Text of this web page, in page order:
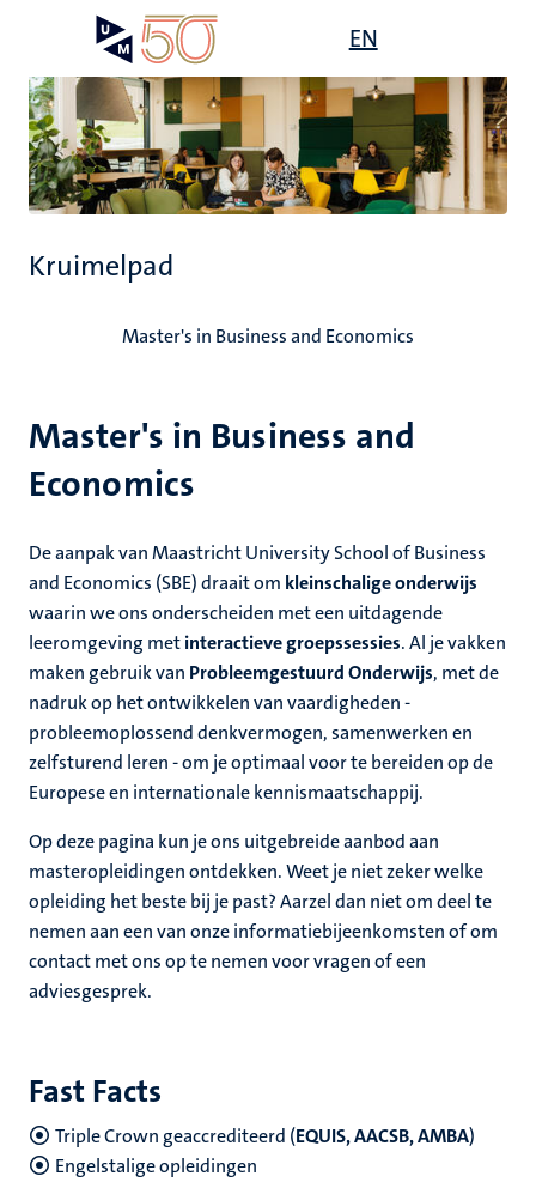
naar
inhoud
gaan
EN
the
Kruimelpad
Master's in Business and Economics
Master's in Business and
Economics
De aanpak van Maastricht University School of Business
and Economics (SBE) draait om kleinschalige onderwijs
waarin we onsonderscheiden met een uitdagende
leeromgeving metinteractieve groepssessies. Al je vakken
maken gebruik van Probleemgestuurd Onderwijs, met de
nadruk op het ontwikkelen van vaardigheden -
probleemoplossend denkvermogen, samenwerken en
zelfsturend leren - om je optimaal voor te bereiden op de
Europese en internationale kennismaatschappij.
Op deze pagina kun je ons uitgebreide aanbod aan
masteropleidingen ontdekken. Weet je niet zeker welke
opleiding het beste bij je past? Aarzel dan niet om deel te
nemen aan een van onze informatiebijeenkomsten of om
contact met ons op te nemen voor vragen of een
adviesgesprek.
Fast Facts
Triple Crown geaccrediteerd (EQUIS, AACSB, AMBA)
Engelstalige opleidingen